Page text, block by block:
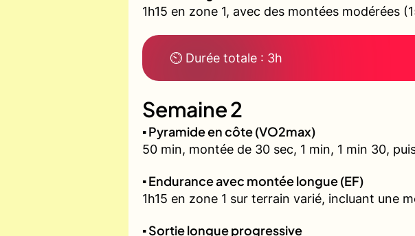
1h15 en zone 1, avec des montées modérées
⏲ Durée totale : 3h
Semaine 2
▪️ Pyramide en côte (VO2max)
50 min, montée de 30 sec, 1 min, 1 min 30,
▪️ Endurance avec montée longue (EF)
1h15 en zone 1 sur terrain varié, incluant une
▪️ Sortie longue progressive